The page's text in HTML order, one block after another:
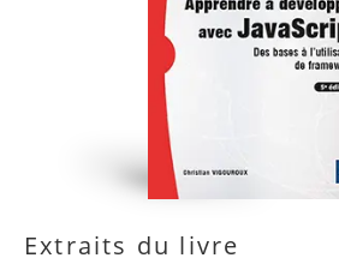
Extraits du livre